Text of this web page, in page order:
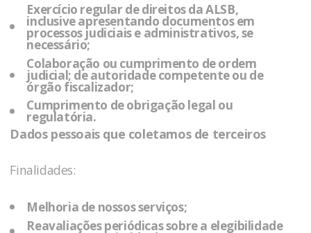
Exercício regular de direitos daALSB,
inclusive apresentando documentos em
processos judiciais e administrativos, se
necessário;
Colaboração ou cumprimento de ordem
judicial; de autoridade competente ou de
órgão fiscalizador;
Cumprimento de obrigação legal ou
regulatória.
Dados pessoais que coletamos de terceiros
Finalidades:
Melhoria de nossos serviços;
Reavaliações periódicas sobre a elegibilidade